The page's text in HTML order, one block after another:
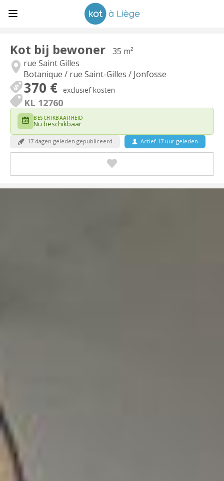
Kot bij bewoner
35 m²
rue Saint Gilles
Botanique / rue Saint-Gilles / Jonfosse
370 € exclusief kosten
KL 12760
BESCHIKBAARHEID
Nu beschikbaar
17 dagen geleden gepubliceerd Actief 17 uur geleden